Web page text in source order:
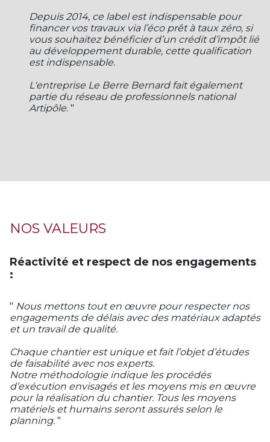
Depuis 2014, ce label est indispensable pour
financer vos travaux via l’éco prêt à taux zéro, si
vous souhaitez bénéficier d’un crédit d’impôt lié
au développement durable, cette qualification
est indispensable.
L'entreprise Le Berre Bernard fait également
partie du réseau de professionnels national
Artipôle. "
NOS VALEURS
Réactivité et respect de nos engagements
:
" Nous mettons tout en œuvre pour respecter nos
engagements de délais avec des matériaux adaptés
et un travail de qualité.
Chaque chantier est unique et fait l’objet d’études
de faisabilité avec nos experts.
Notre méthodologie indique les procédés
d’exécution envisagés et les moyens mis en œuvre
pour la réalisation du chantier. Tous les moyens
matériels et humains seront assurés selon le
planning. "